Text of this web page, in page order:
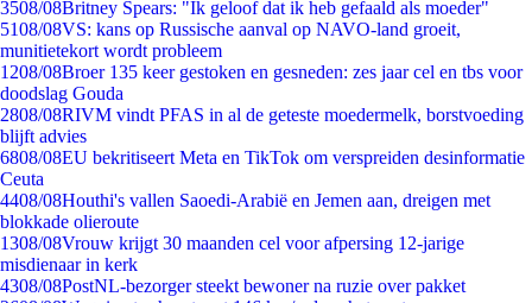
3508/08Britney Spears: "Ik geloof dat ik heb gefaald als moeder"
5108/08VS: kans op Russische aanval op NAVO-land groeit,
munitietekort wordt probleem
1208/08Broer 135 keer gestoken en gesneden: zes jaar cel en tbs voor
doodslag Gouda
2808/08RIVM vindt PFAS in al de geteste moedermelk, borstvoeding
blijft advies
6808/08EU bekritiseert Meta en TikTok om verspreiden desinformatie
Ceuta
4408/08Houthi's vallen Saoedi-Arabië en Jemen aan, dreigen met
blokkade olieroute
1308/08Vrouw krijgt 30 maanden cel voor afpersing 12-jarige
misdienaar in kerk
4308/08PostNL-bezorger steekt bewoner na ruzie over pakket